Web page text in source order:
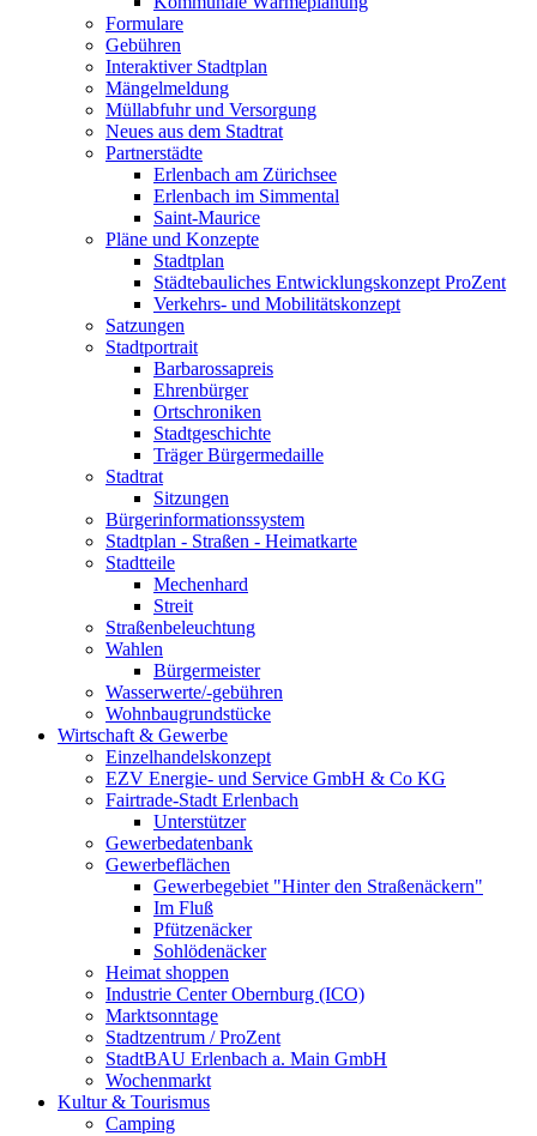
Formulare
Gebühren
Interaktiver Stadtplan
Mängelmeldung
Müllabfuhr und Versorgung
Neues aus dem Stadtrat
Partnerstädte
Erlenbach am Zürichsee
Erlenbach im Simmental
Saint-Maurice
Pläne und Konzepte
Stadtplan
Städtebauliches Entwicklungskonzept ProZent
Verkehrs- und Mobilitätskonzept
Satzungen
Stadtportrait
Barbarossapreis
Ehrenbürger
Ortschroniken
Stadtgeschichte
Träger Bürgermedaille
Stadtrat
Sitzungen
Bürgerinformationssystem
Stadtplan - Straßen - Heimatkarte
Stadtteile
Mechenhard
Streit
Straßenbeleuchtung
Wahlen
Bürgermeister
Wasserwerte/-gebühren
Wohnbaugrundstücke
Wirtschaft & Gewerbe
Einzelhandelskonzept
EZV Energie- und Service GmbH & Co KG
Fairtrade-Stadt Erlenbach
Unterstützer
Gewerbedatenbank
Gewerbeflächen
Gewerbegebiet "Hinter den Straßenäckern"
Im Fluß
Pfützenäcker
Sohlödenäcker
Heimat shoppen
Industrie Center Obernburg (ICO)
Marktsonntage
Stadtzentrum / ProZent
StadtBAU Erlenbach a. Main GmbH
Wochenmarkt
Kultur & Tourismus
Camping